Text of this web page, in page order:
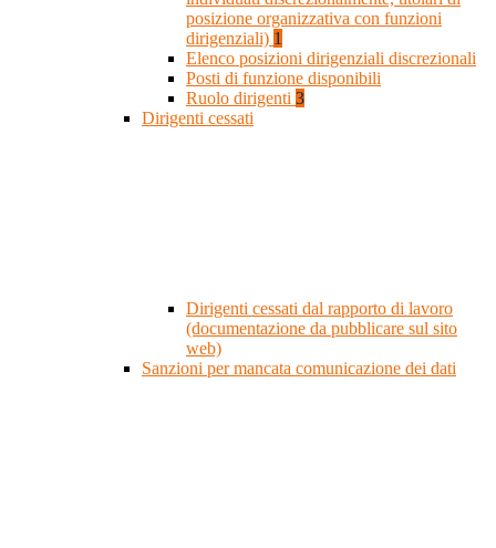
posizione organizzativa con funzioni
dirigenziali) 1
Elenco posizioni dirigenziali discrezionali
Posti di funzione disponibili
Ruolo dirigenti 3
Dirigenti cessati
Dirigenti cessati dal rapporto di lavoro
(documentazione da pubblicare sul sito
web)
Sanzioni per mancata comunicazione dei dati